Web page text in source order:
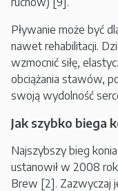
Pływanie może być
nawet rehabilitacji.
wzmocnić siłę,
obciążania stawów,
swoją wydolność
Jak szybko biega
Najszybszy bieg
ustanowił w 2008
Brew [2]. Zazwyczaj